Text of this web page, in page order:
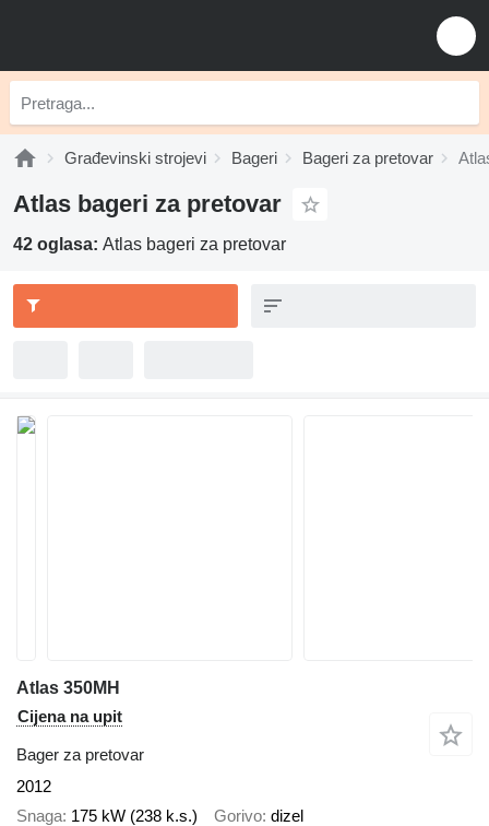
Građevinski strojevi Bageri Bageri za pretovar
Atlas bageri za pretovar
42 oglasa: Atlas bageri za pretovar
Atlas 350MH
Cijena na upit
Bager za pretovar
2012
Snaga 175 kW (238 k.s.) Gorivo dizel